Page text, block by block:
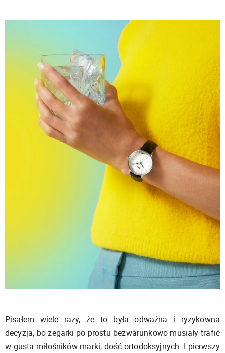
Pisałem wiele razy, że to była odważna i ryzykowna
decyzja, bo zegarki po prostu bezwarunkowo musiały trafić
w gusta miłośników marki, dość ortodoksyjnych. I pierwszy